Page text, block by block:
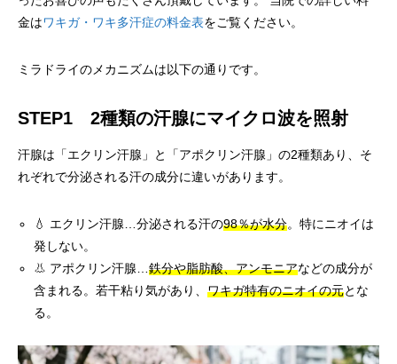
金はワキガ・ワキ多汗症の料金表をご覧ください。
ミラドライのメカニズムは以下の通りです。
STEP1 2種類の汗腺にマイクロ波を照射
汗腺は「エクリン汗腺」と「アポクリン汗腺」の2種類あり、そ
れぞれで分泌される汗の成分に違いがあります。
💧 エクリン汗腺…分泌される汗の98％が水分。特にニオイは
発しない。
👃 アポクリン汗腺…鉄分や脂肪酸、アンモニアなどの成分が
含まれる。若干粘り気があり、ワキガ特有のニオイの元とな
る。